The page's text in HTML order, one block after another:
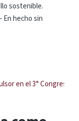
sostenible.
En hecho sin